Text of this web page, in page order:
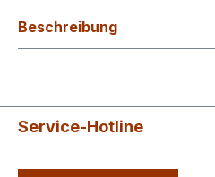
Beschreibung
Service-Hotline